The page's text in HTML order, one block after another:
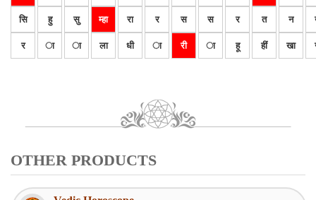
सि हु सु म्हा रा र स स र त न
र ा ा ला धी ा री ा हू हीं खा
OTHER PRODUCTS